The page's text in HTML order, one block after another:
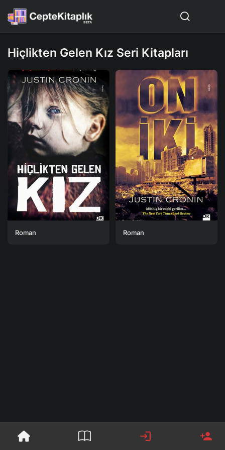
Hiçlikten Gelen Kız Seri Kitapları
Roman Roman